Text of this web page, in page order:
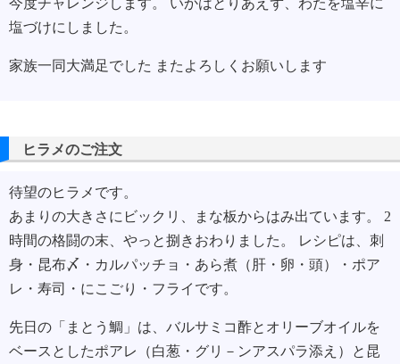
塩づけにしました。
家族一同大満足でした またよろしくお願いします
ヒラメのご注文
待望のヒラメです。
あまりの大きさにビックリ、まな板からはみ出ています。 2
時間の格闘の末、やっと捌きおわりました。 レシピは、刺
身・昆布〆・カルパッチョ・あら煮（肝・卵・頭）・ポア
レ・寿司・にこごり・フライです。
先日の「まとう鯛」は、バルサミコ酢とオリーブオイルを
ベースとしたポアレ（白葱・グリ－ンアスパラ添え）と昆